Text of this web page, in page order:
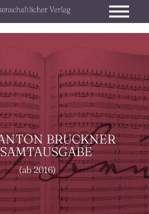
BRUCKNER
(ab 2016)